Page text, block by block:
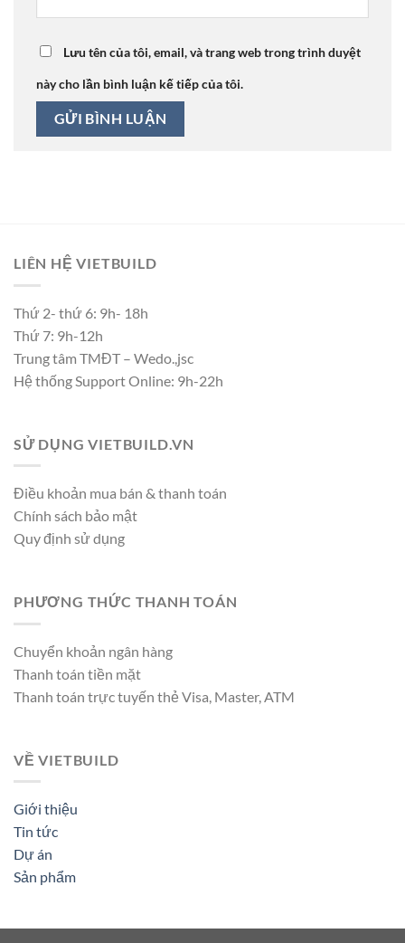
Lưu tên của tôi, email, và trang web trong trình duyệt
này cho lần bình luận kế tiếp của tôi.
LIÊN HỆ VIETBUILD
Thứ 2- thứ 6: 9h- 18h
Thứ 7: 9h-12h
Trung tâm TMĐT – Wedo.,jsc
Hệ thống Support Online: 9h-22h
SỬ DỤNG VIETBUILD.VN
Điều khoản mua bán & thanh toán
Chính sách bảo mật
Quy định sử dụng
PHƯƠNG THỨC THANH TOÁN
Chuyển khoản ngân hàng
Thanh toán tiền mặt
Thanh toán trực tuyến thẻ Visa, Master, ATM
VỀ VIETBUILD
Giới thiệu
Tin tức
Dự án
Sản phẩm